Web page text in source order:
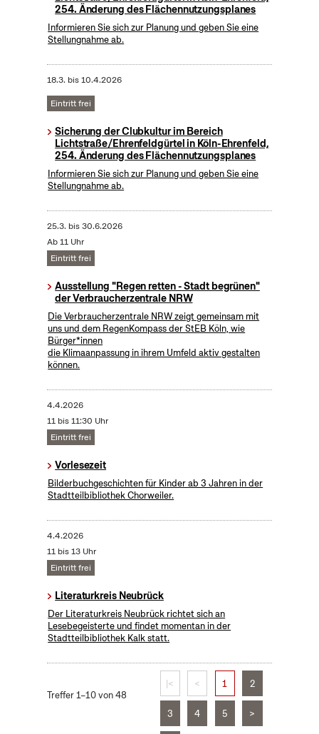
254. Änderung des Flächennutzungsplanes
Informieren Sie sich zur Planung und geben Sie eine
Stellungnahme ab.
18.3. bis10.4.2026
Eintritt frei
Sicherung der Clubkultur im Bereich
Lichtstraße/Ehrenfeldgürtel in Köln-Ehrenfeld,
254. Änderung des Flächennutzungsplanes
Informieren Sie sich zur Planung und geben Sie eine
Stellungnahme ab.
25.3. bis30.6.2026
Ab 11 Uhr
Eintritt frei
Ausstellung "Regen retten - Stadt begrünen"
der Verbraucherzentrale NRW
Die Verbraucherzentrale NRW zeigt gemeinsam mit
uns und dem RegenKompass der StEB Köln, wie
Bürger*innen
die Klimaanpassung in ihrem Umfeld aktiv gestalten
können.
4.4.2026
11 bis 11:30 Uhr
Eintritt frei
Vorlesezeit
Bilderbuchgeschichten für Kinder ab 3 Jahren in der
Stadtteilbibliothek Chorweiler.
4.4.2026
11 bis 13 Uhr
Eintritt frei
Literaturkreis Neubrück
Der Literaturkreis Neubrück richtet sich an
Lesebegeisterte und findet momentan in der
Stadtteilbibliothek Kalk statt.
Treffer 1–10 von 48
|< < 1 2
3 4 5 >